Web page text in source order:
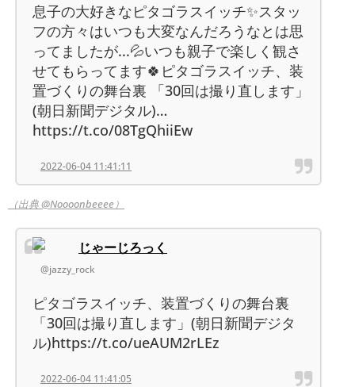
息子の大好きなピタゴラスイッチ✨スタッ
フの方々はいつも大変なんだろうなとは思
ってましたが...💦いつも親子で楽しく観さ
せてもらってます🍀ピタゴラスイッチ、装
置づくりの舞台裏 「30回は撮り直します」
(朝日新聞デジタル)…
https://t.co/08TgQhiiEw
2022-06-04 11:41:11
（出典 @Noooonbeeee）
じゃーじろっく
@jazzy_rock
ピタゴラスイッチ、装置づくりの舞台裏
「30回は撮り直します」(朝日新聞デジタ
ル)https://t.co/ueAUM2rLEz
2022-06-04 11:41:05